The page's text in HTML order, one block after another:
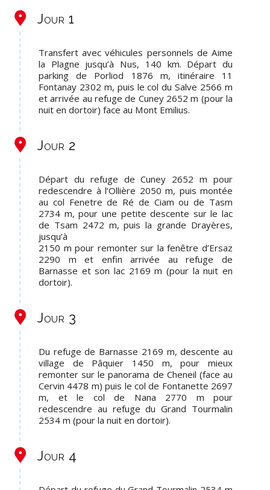
Jour 1
Transfert avec véhicules personnels de Aime
la Plagne jusqu’à Nus, 140 km. Départ du
parking de Porliod 1876 m, itinéraire 11
Fontanay 2302 m, puis le col du Salve 2566 m
et arrivée au refuge de Cuney 2652 m (pour la
nuit en dortoir) face au Mont Emilius.
Jour 2
Départ du refuge de Cuney 2652 m pour
redescendre à l’Ollière 2050 m, puis montée
au col Fenetre de Ré de Ciam ou de Tasm
2734 m, pour une petite descente sur le lac
de Tsam 2472 m, puis la grande Drayères,
jusqu’à
2150 m pour remonter sur la fenêtre d’Ersaz
2290 m et enfin arrivée au refuge de
Barnasse et son lac 2169 m (pour la nuit en
dortoir).
Jour 3
Du refuge de Barnasse 2169 m, descente au
village de Pâquier 1450 m, pour mieux
remonter sur le panorama de Cheneil (face au
Cervin 4478 m) puis le col de Fontanette 2697
m, et le col de Nana 2770 m pour
redescendre au refuge du Grand Tourmalin
2534 m (pour la nuit en dortoir).
Jour 4